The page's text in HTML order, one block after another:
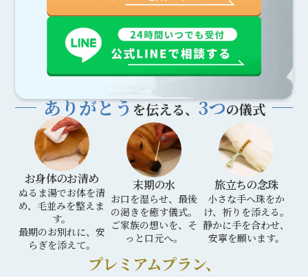
ありがとうを伝える、 3つの儀式
お身体のお清め
ぬるま湯でお体を清
め、毛並みを整えま
す。
最期のお別れに、安
らぎを添えて。
末期の水
お口を湿らせ、最後
の渇きを癒す儀式。
ご家族の想いを、そ
っと口元へ。
旅立ちの念珠
小さな手へ珠をか
け、祈りを添える。
静かに手を合わせ、
安寧を願います。
プレミアムプラン、